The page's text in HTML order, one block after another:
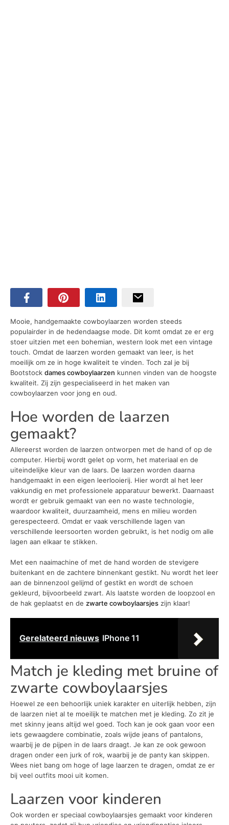
Mooie, handgemaakte cowboylaarzen worden steeds
populairder in de hedendaagse mode. Dit komt omdat ze er erg
stoer uitzien met een bohemian, western look met een vintage
touch. Omdat de laarzen worden gemaakt van leer, is het
moeilijk om ze in hoge kwaliteit te vinden. Toch zal je bij
Bootstock dames cowboylaarzen kunnen vinden van de hoogste
kwaliteit. Zij zijn gespecialiseerd in het maken van
cowboylaarzen voor jong en oud.
Hoe worden de laarzen
gemaakt?
Allereerst worden de laarzen ontworpen met de hand of op de
computer. Hierbij wordt gelet op vorm, het materiaal en de
uiteindelijke kleur van de laars. De laarzen worden daarna
handgemaakt in een eigen leerlooierij. Hier wordt al het leer
vakkundig en met professionele apparatuur bewerkt. Daarnaast
wordt er gebruik gemaakt van een no waste technologie,
waardoor kwaliteit, duurzaamheid, mens en milieu worden
gerespecteerd. Omdat er vaak verschillende lagen van
verschillende leersoorten worden gebruikt, is het nodig om alle
lagen aan elkaar te stikken.
Met een naaimachine of met de hand worden de stevigere
buitenkant en de zachtere binnenkant gestikt. Nu wordt het leer
aan de binnenzool gelijmd of gestikt en wordt de schoen
gekleurd, bijvoorbeeld zwart. Als laatste worden de loopzool en
de hak geplaatst en de zwarte cowboylaarsjes zijn klaar!
Gerelateerd nieuws IPhone 11
Match je kleding met bruine of
zwarte cowboylaarsjes
Hoewel ze een behoorlijk uniek karakter en uiterlijk hebben, zijn
de laarzen niet al te moeilijk te matchen met je kleding. Zo zit je
met skinny jeans altijd wel goed. Toch kan je ook gaan voor een
iets gewaagdere combinatie, zoals wijde jeans of pantalons,
waarbij je de pijpen in de laars draagt. Je kan ze ook gewoon
dragen onder een jurk of rok, waarbij je de panty kan skippen.
Wees niet bang om hoge of lage laarzen te dragen, omdat ze er
bij veel outfits mooi uit komen.
Laarzen voor kinderen
Ook worden er speciaal cowboylaarsjes gemaakt voor kinderen